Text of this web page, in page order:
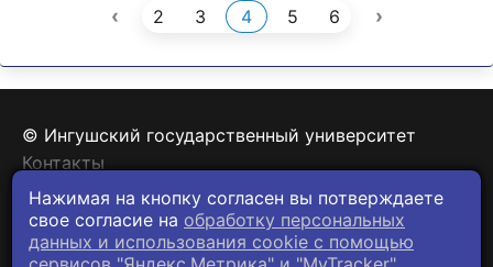
‹ 2 3 4 5 6 ›
© Ингушский государственный университет
Контакты
Политика конфиденциальности
Нажимая на кнопку согласен вы потверждаете
свое согласие на обработку персональных
данных и использования cookie c помощью